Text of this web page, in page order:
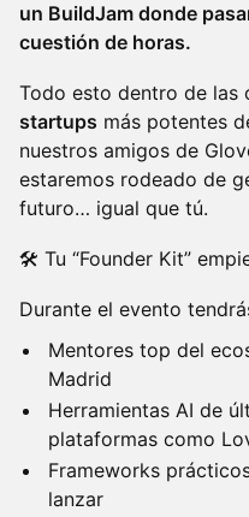
un BuildJam donde
cuestión de horas.
Todo esto dentro de las
startups más potentes
nuestros amigos de
estaremos rodeado de
futuro… igual que tú.
🛠️ Tu “Founder Kit”
Durante el evento
Mentores top del
Madrid
Herramientas AI de
plataformas como
Frameworks
lanzar